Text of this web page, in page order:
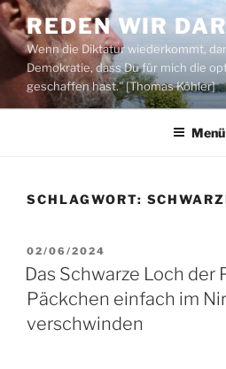
Zum
Inhalt
springen
REDEN WIR
Wenn die Diktatur wiederkommt,
Demokratie, dass Du für mich die
geschaffen hast." [Thomas Köhler]
Menü
SCHLAGWORT:
VERÖFFENTLICHT
AM
02/06/2024
Das Schwarze Loch der
Päckchen einfach im
verschwinden